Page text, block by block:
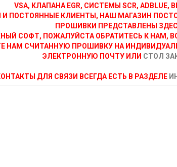
VSA, КЛАПАНА EGR, СИСТЕМЫ SCR, ADBLUE,
ПОСТОЯННЫЕ КЛИЕНТЫ, НАШ МАГАЗИН
ПРОШИВКИ ПРЕДСТАВЛЕНЫ
СОФТ, ПОЖАЛУЙСТА ОБРАТИТЕСЬ К НАМ,
НАМ СЧИТАННУЮ ПРОШИВКУ НА
ЭЛЕКТРОННУЮ ПОЧТУ ИЛИ СТОЛ
ДЛЯ СВЯЗИ ВСЕГДА ЕСТЬ В РАЗДЕЛЕ